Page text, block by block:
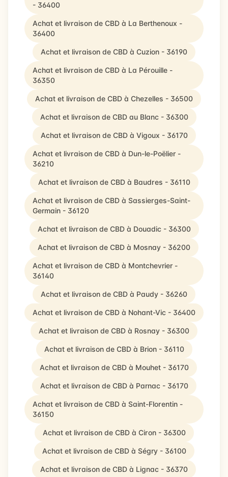
- 36400
Achat et livraison de CBD à La Berthenoux -
36400
Achat et livraison de CBD à Cuzion - 36190
Achat et livraison de CBD à La Pérouille -
36350
Achat et livraison de CBD à Chezelles - 36500
Achat et livraison de CBD au Blanc - 36300
Achat et livraison de CBD à Vigoux - 36170
Achat et livraison de CBD à Dun-le-Poëlier -
36210
Achat et livraison de CBD à Baudres - 36110
Achat et livraison de CBD à Sassierges-Saint-
Germain - 36120
Achat et livraison de CBD à Douadic - 36300
Achat et livraison de CBD à Mosnay - 36200
Achat et livraison de CBD à Montchevrier -
36140
Achat et livraison de CBD à Paudy - 36260
Achat et livraison de CBD à Nohant-Vic - 36400
Achat et livraison de CBD à Rosnay - 36300
Achat et livraison de CBD à Brion - 36110
Achat et livraison de CBD à Mouhet - 36170
Achat et livraison de CBD à Parnac - 36170
Achat et livraison de CBD à Saint-Florentin -
36150
Achat et livraison de CBD à Ciron - 36300
Achat et livraison de CBD à Ségry - 36100
Achat et livraison de CBD à Lignac - 36370